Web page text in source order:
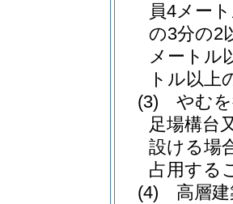
員4メー
の3分の2
メートル
トル以上
(3)
やむ
足場構台
設ける場
占用する
(4)
高層